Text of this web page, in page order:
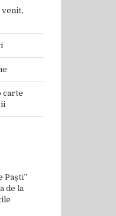
venit,
carte
Paști”
de la